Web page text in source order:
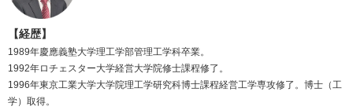
【経歴】
1989年慶應義塾大学理工学部管理工学科卒業。
1992年ロチェスター大学経営大学院修士課程修了。
1996年東京工業大学大学院理工学研究科博士課程経営工学専攻修了。博士（工
学）取得。